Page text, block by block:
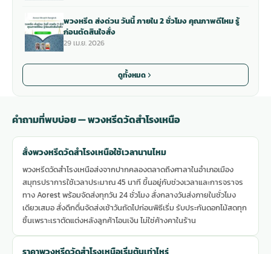
พวงหรีด ส่งด่วน วันนี้ ภายใน 2 ชั่วโมง คุณภาพดีไหม รู้
ก่อนตัดสินใจสั่ง
29 เม.ย. 2026
ดูทั้งหมด
คำถามที่พบบ่อย — พวงหรีดวัดสำโรงเหนือ
สั่งพวงหรีดวัดสำโรงเหนือใช้เวลานานไหม
พวงหรีดวัดสำโรงเหนือส่งจากปากคลองตลาดถึงศาลาในอำเภอเมือง
สมุทรปราการใช้เวลาประมาณ 45 นาที ขึ้นอยู่กับช่วงเวลาและการจราจร
ทาง Aorest พร้อมจัดส่งทุกวัน 24 ชั่วโมง สั่งกลางวันส่งภายในชั่วโมง
เดียวเสมอ สั่งดึกดื่นจัดส่งเช้าวันถัดไปก่อนพิธีเริ่ม รับประกันดอกไม้สดทุก
ชิ้นเพราะเราตัดแต่งหลังลูกค้าโอนเงิน ไม่ใช่ค้างคาในร้าน